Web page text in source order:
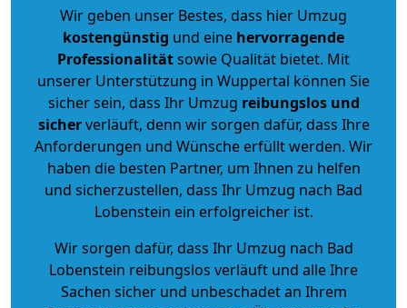
Wir geben unser Bestes, dass hier Umzug
kostengünstig und eine hervorragende
Professionalitätsowie Qualität bietet. Mit
unserer Unterstützung in Wuppertal können Sie
sicher sein, dass Ihr Umzug reibungslos und
sicherverläuft, denn wir sorgen dafür, dass Ihre
Anforderungen und Wünsche erfüllt werden. Wir
haben die besten Partner, um Ihnen zu helfen
und sicherzustellen, dass Ihr Umzug nach Bad
Lobenstein ein erfolgreicher ist.
Wir sorgen dafür, dass Ihr Umzug nach Bad
Lobenstein reibungslos verläuft und alle Ihre
Sachen sicher und unbeschadet an Ihrem